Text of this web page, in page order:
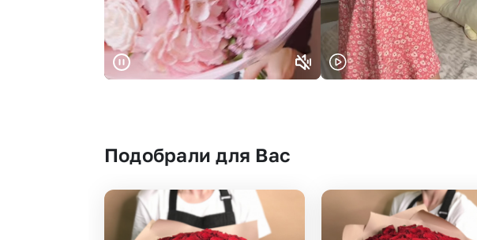
Москва и МО
Нижний Новгород
Подобрали для Вас